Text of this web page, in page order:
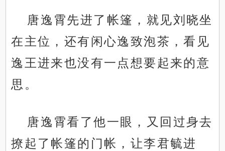
唐逸霄先进了帐篷，就见刘晓坐
在主位，还有闲心逸致泡茶，看见
逸王进来也没有一点想要起来的意
思。
唐逸霄看了他一眼，又回过身去
撩起了帐篷的门帐，让李君毓进